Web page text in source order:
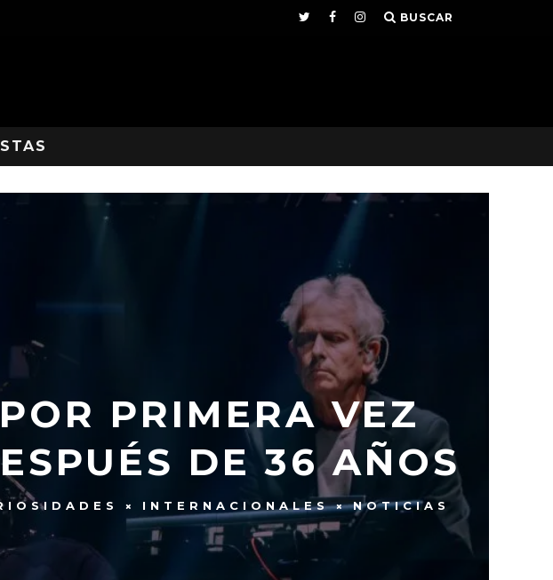
BUSCAR
PRIMERA VEZ
DE 36 AÑOS
INTERNACIONALES NOTICIAS